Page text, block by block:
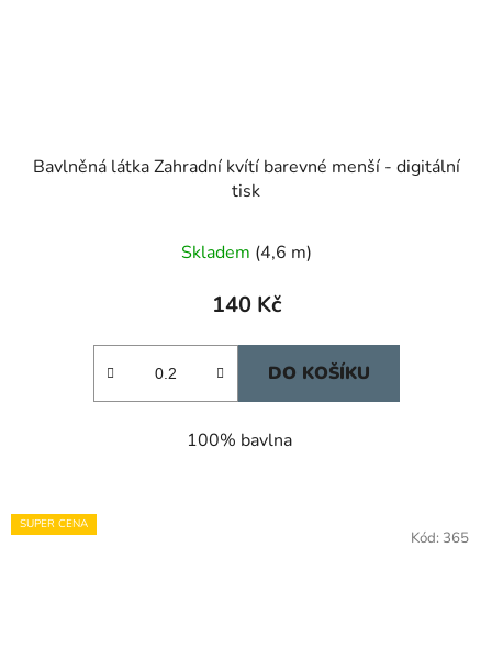
Bavlněná látka Zahradní kvítí barevné menší - digitální
tisk
Skladem (4,6 m)
140 Kč
DO KOŠÍKU
100% bavlna
SUPER CENA
Kód: 365